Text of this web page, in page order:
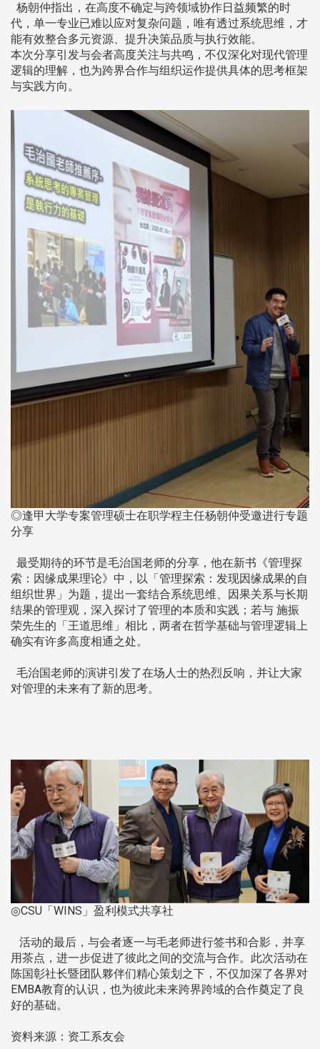
杨朝仲指出，在高度不确定与跨领域协作日益频繁的时
代，单一专业已难以应对复杂问题，唯有透过系统思维，才
能有效整合多元资源、提升决策品质与执行效能。
本次分享引发与会者高度关注与共鸣，不仅深化对现代管理
逻辑的理解，也为跨界合作与组织运作提供具体的思考框架
与实践方向。
◎逢甲大学专案管理硕士在职学程主任杨朝仲受邀进行专题
分享
最受期待的环节是毛治国老师的分享，他在新书《管理探
索：因缘成果理论》中，以「管理探索：发现因缘成果的自
组织世界」为题，提出一套结合系统思维、因果关系与长期
结果的管理观，深入探讨了管理的本质和实践；若与 施振
荣先生的「王道思维」相比，两者在哲学基础与管理逻辑上
确实有许多高度相通之处。
毛治国老师的演讲引发了在场人士的热烈反响，并让大家
对管理的未来有了新的思考。
◎CSU「WINS」盈利模式共享社
活动的最后，与会者逐一与毛老师进行签书和合影，并享
用茶点，进一步促进了彼此之间的交流与合作。此次活动在
陈国彰社长暨团队夥伴们精心策划之下，不仅加深了各界对
EMBA教育的认识，也为彼此未来跨界跨域的合作奠定了良
好的基础。
资料来源：资工系友会